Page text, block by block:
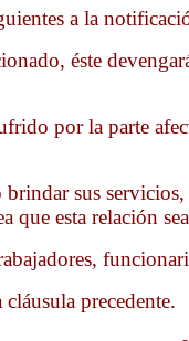
a la
éste
por la parte
sus
esta relación
precedente.